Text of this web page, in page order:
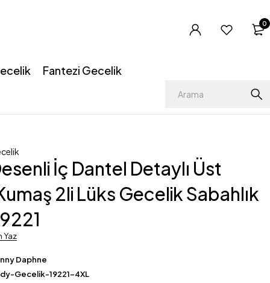
0
Fantezi Gecelik
İç Dantel Detaylı Üst
2li Lüks Gecelik Sabahlık
Yaz
Daphne
Gecelik-19221-4XL